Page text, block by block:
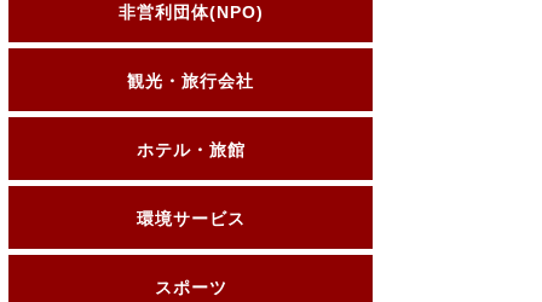
非営利団体(NPO)
観光・旅行会社
ホテル・旅館
環境サービス
スポーツ